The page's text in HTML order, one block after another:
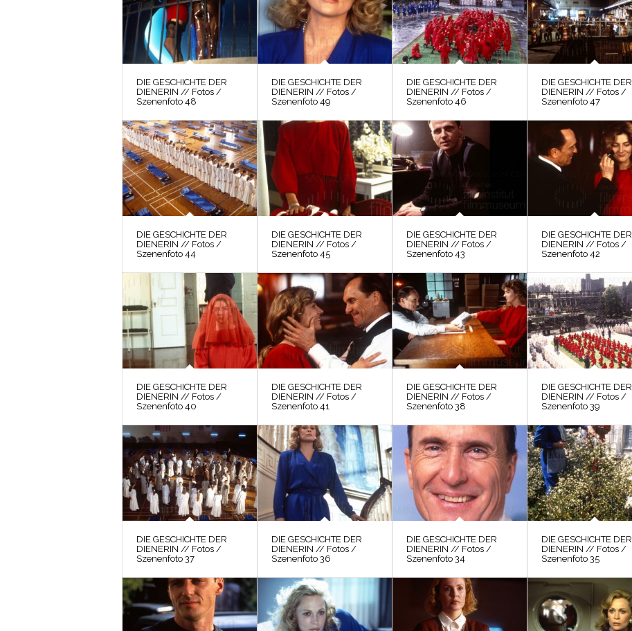
DIE GESCHICHTE DER
DIENERIN // Fotos /
Szenenfoto 48
DIE GESCHICHTE DER
DIENERIN // Fotos /
Szenenfoto 49
DIE GESCHICHTE DER
DIENERIN // Fotos /
Szenenfoto 46
DIE GESCHICHTE DER
DIENERIN // Fotos /
Szenenfoto 47
DIE GESCHICHTE DER
DIENERIN // Fotos /
Szenenfoto 44
DIE GESCHICHTE DER
DIENERIN // Fotos /
Szenenfoto 45
DIE GESCHICHTE DER
DIENERIN // Fotos /
Szenenfoto 43
DIE GESCHICHTE DER
DIENERIN // Fotos /
Szenenfoto 42
DIE GESCHICHTE DER
DIENERIN // Fotos /
Szenenfoto 40
DIE GESCHICHTE DER
DIENERIN // Fotos /
Szenenfoto 41
DIE GESCHICHTE DER
DIENERIN // Fotos /
Szenenfoto 38
DIE GESCHICHTE DER
DIENERIN // Fotos /
Szenenfoto 39
DIE GESCHICHTE DER
DIENERIN // Fotos /
Szenenfoto 37
DIE GESCHICHTE DER
DIENERIN // Fotos /
Szenenfoto 36
DIE GESCHICHTE DER
DIENERIN // Fotos /
Szenenfoto 34
DIE GESCHICHTE DER
DIENERIN // Fotos /
Szenenfoto 35